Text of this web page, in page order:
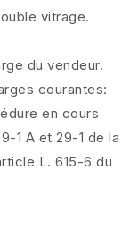
vitrage.
du vendeur.
courantes:
en cours
1 A et 29-1 de la
L. 615-6 du